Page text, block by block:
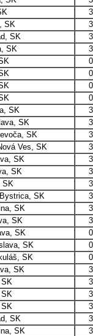
SK
SK
SK
SK
SK
SK
Ves, SK
SK
SK
SK
SK
SK
SK
SK
SK
SK
SK
SK
SK